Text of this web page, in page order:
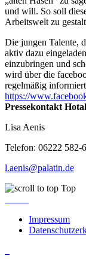
und will. So soll
Arbeitswelt zu
Die jungen Talente,
aktiv dazu
einzubringen und
wird über die
regelmäßig
https://
Pressekontakt
Lisa Aenis
Telefon: 06222 582-
l.aenis@palatin.de
Top
Impressum